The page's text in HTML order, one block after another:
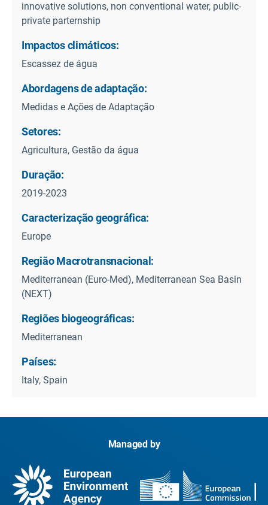
innovative solutions, non conventional water, public-
private parternship
Impactos climáticos:
Escassez de água
Abordagens de adaptação:
Medidas e Ações de Adaptação
Setores:
Agricultura, Gestão da água
Duração:
2019-2023
Caracterização geográfica:
Europe
Região Macrotransnacional:
Mediterranean (Euro-Med), Mediterranean Sea Basin
(NEXT)
Regiões biogeográficas:
Mediterranean
Países:
Italy, Spain
Managed by